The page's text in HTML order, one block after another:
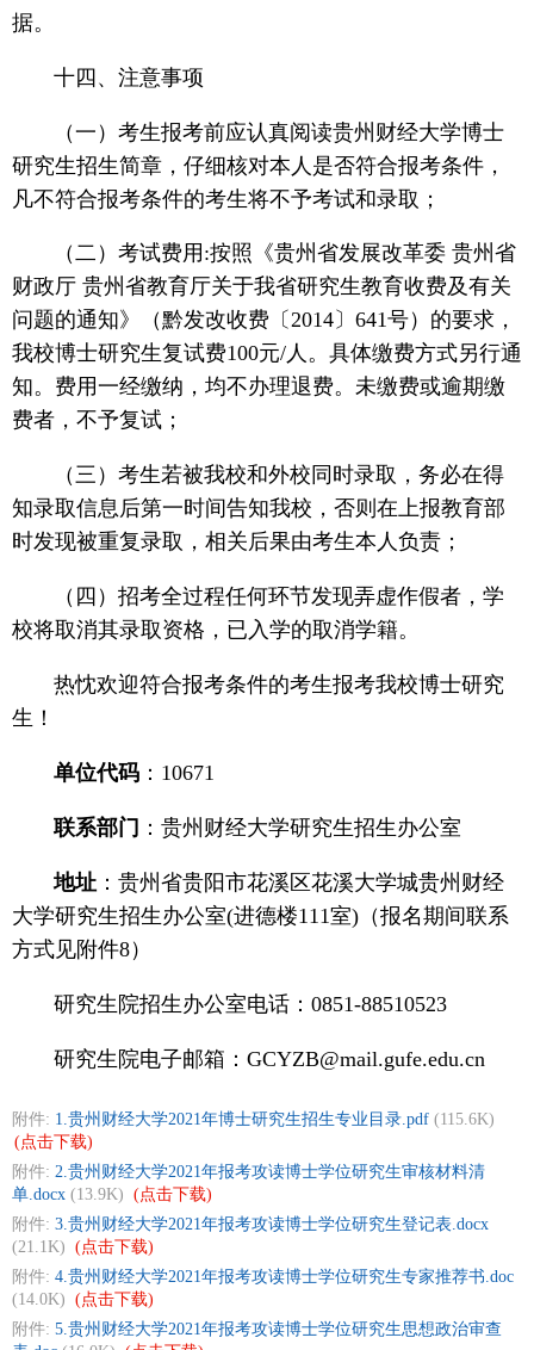
据。
十四、注意事项
（一）考生报考前应认真阅读贵州财经大学博士
研究生招生简章，仔细核对本人是否符合报考条件，
凡不符合报考条件的考生将不予考试和录取；
（二）考试费用:按照《贵州省发展改革委 贵州省
财政厅 贵州省教育厅关于我省研究生教育收费及有关
问题的通知》（黔发改收费〔2014〕641号）的要求，
我校博士研究生复试费100元/人。具体缴费方式另行通
知。费用一经缴纳，均不办理退费。未缴费或逾期缴
费者，不予复试；
（三）考生若被我校和外校同时录取，务必在得
知录取信息后第一时间告知我校，否则在上报教育部
时发现被重复录取，相关后果由考生本人负责；
（四）招考全过程任何环节发现弄虚作假者，学
校将取消其录取资格，已入学的取消学籍。
热忱欢迎符合报考条件的考生报考我校博士研究
生！
单位代码 ：10671
联系部门 ：贵州财经大学研究生招生办公室
地址 ：贵州省贵阳市花溪区花溪大学城贵州财经
大学研究生招生办公室(进德楼111室)（报名期间联系
方式见附件8）
研究生院招生办公室电话：0851-88510523
研究生院电子邮箱：GCYZB@mail.gufe.edu.cn
附件: 1.贵州财经大学2021年博士研究生招生专业目录.pdf (115.6K)
(点击下载)
附件: 2.贵州财经大学2021年报考攻读博士学位研究生审核材料清
单.docx (13.9K) (点击下载)
附件: 3.贵州财经大学2021年报考攻读博士学位研究生登记表.docx
(21.1K) (点击下载)
附件: 4.贵州财经大学2021年报考攻读博士学位研究生专家推荐书.doc
(14.0K) (点击下载)
附件: 5.贵州财经大学2021年报考攻读博士学位研究生思想政治审查